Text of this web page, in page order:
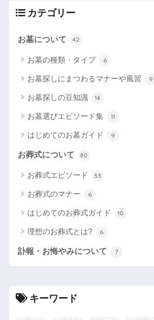
カテゴリー
お墓について 42
お墓の種類・タイプ 6
お墓探しにまつわるマナーや風習 9
お墓探しの豆知識 14
お墓選びエピソード集 11
はじめてのお墓ガイド 9
お葬式について 80
お葬式エピソード 53
お葬式のマナー 6
はじめてのお葬式ガイド 10
理想のお葬式とは? 6
訃報・お悔やみについて 7
キーワード